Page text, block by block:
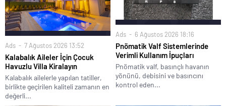
Ads 7 Ağustos 2026 13:52
Kalabalık Aileler İçin Çocuk
Havuzlu Villa Kiralayın
Kalabalık ailelerle yapılan tatiller,
birlikte geçirilen kaliteli zamanın en
değerli...
Ads 6 Ağustos 2026 18:16
Pnömatik Valf Sistemlerinde
Verimli Kullanım İpuçları
Pnömatik valf, basınçlı havanın
yönünü, debisini ve basıncını
kontrol eden...